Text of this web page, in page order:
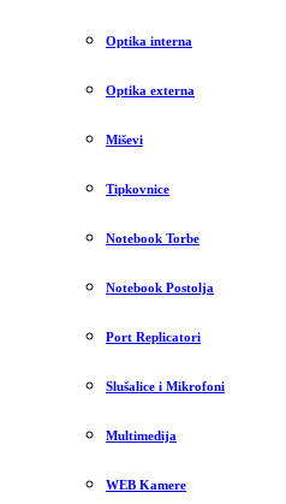
Optika interna
Optika externa
Miševi
Tipkovnice
Notebook Torbe
Notebook Postolja
Port Replicatori
Slušalice i Mikrofoni
Multimedija
WEB Kamere